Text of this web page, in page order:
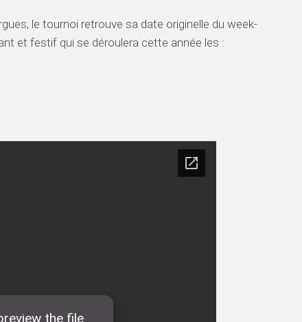
le tournoi retrouve sa date originelle du week-
et festif qui se déroulera cette année les :